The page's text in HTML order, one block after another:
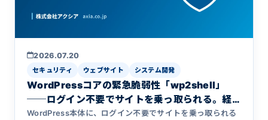
2026.07.20
セキュリティ ウェブサイト システム開発
WordPressコアの緊急脆弱性「wp2shell」
──ログイン不要でサイトを乗っ取られる。経
営者が今すぐ確認すべきこと
WordPress本体に、ログイン不要でサイトを乗っ取られる